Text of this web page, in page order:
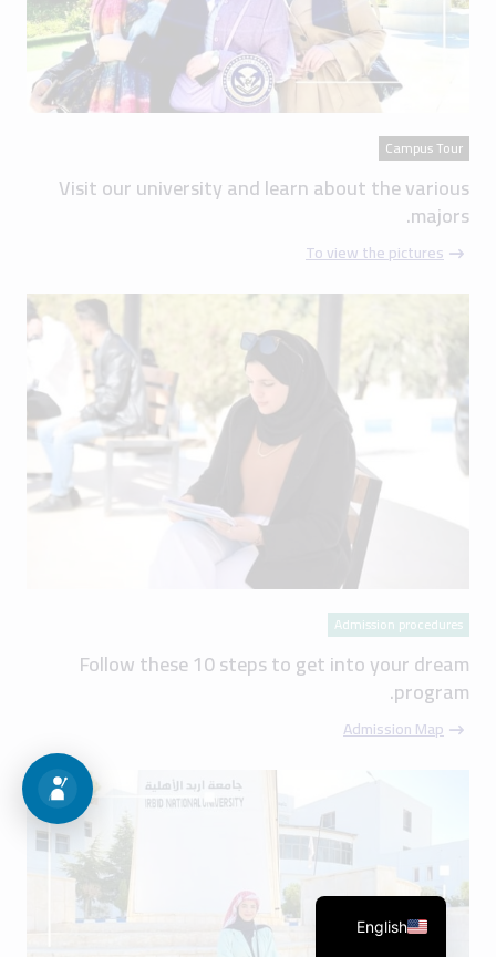
Campus Tour
Visit our university and learn about the various
majors.
To view the pictures
Admission procedures
Follow these 10 steps to get into your dream
program.
Admission Map
English